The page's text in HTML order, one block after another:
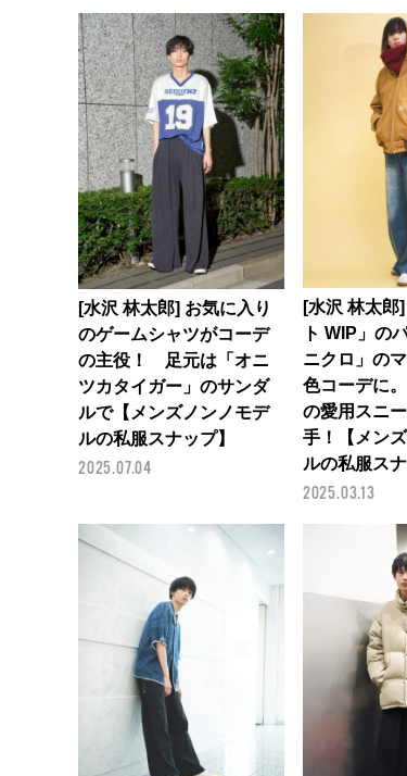
[水沢 林太郎] お気に入り
のゲームシャツがコーデ
の主役！ 足元は「オニ
ツカタイガー」のサンダ
ルで【メンズノンノモデ
ルの私服スナップ】
2025.07.04
[水沢 林太郎
ト WIP」の
ニクロ」の
色コーデに。
の愛用スニ
手！【メン
ルの私服スナ
2025.03.13